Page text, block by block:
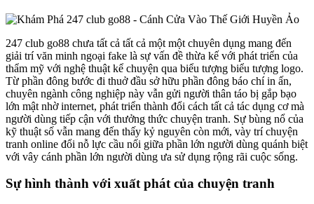
247 club go88 chưa tất cả tất cả một một chuyên dụng mang đến
giải trí văn minh ngoại fake là sự vấn đề thừa kế với phát triển của
thẩm mỹ với nghệ thuật kể chuyện qua biểu tượng biểu tượng logo.
Từ phần đông bước đi thuở đầu sở hữu phần đông báo chí in ấn,
chuyên ngành công nghiệp này vẫn gửi người thân táo bị gắp bạo
lớn mật nhờ internet, phát triển thành đổi cách tất cả tác dụng cơ mà
người dùng tiếp cận với thưởng thức chuyện tranh. Sự bùng nổ của
kỹ thuật số vẫn mang đến thấy kỷ nguyên còn mới, vày trí chuyện
tranh online đổi nỗ lực cầu nối giữa phần lớn người dùng quánh biệt
với vây cánh phần lớn người dùng ưa sử dụng rộng rãi cuộc sống.
Sự hình thành với xuất phát của chuyện tranh